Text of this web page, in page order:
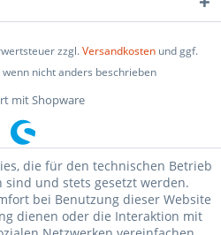
zzgl.Versandkosten und ggf.
nicht anders beschrieben
mit Shopware
die für den technischen Betrieb
und stets gesetzt werden.
bei Benutzung dieser Website
dienen oder die Interaktion mit